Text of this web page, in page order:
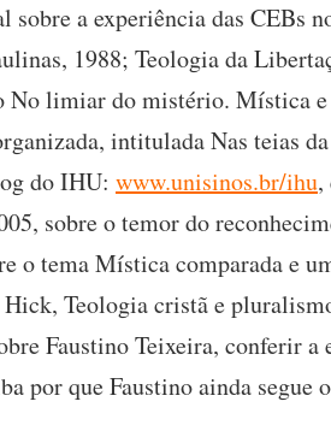
a experiência das CEBs
1988; Teologia da
limiar do mistério. Mística
intitulada Nas teias
do IHU: www.unisinos.br/ihu,
sobre o temor do
o tema Mística comparada e
Teologia cristã e
Faustino Teixeira, conferir
por que Faustino ainda segue